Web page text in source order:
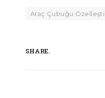
Araç Çubuğu
SHARE.